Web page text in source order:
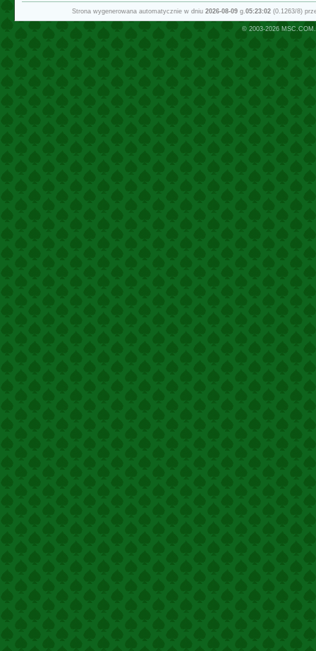
Strona wygenerowana automatycznie w dniu 2026-08-09g.05:23:02(0.1263/8)
© 2003-2026